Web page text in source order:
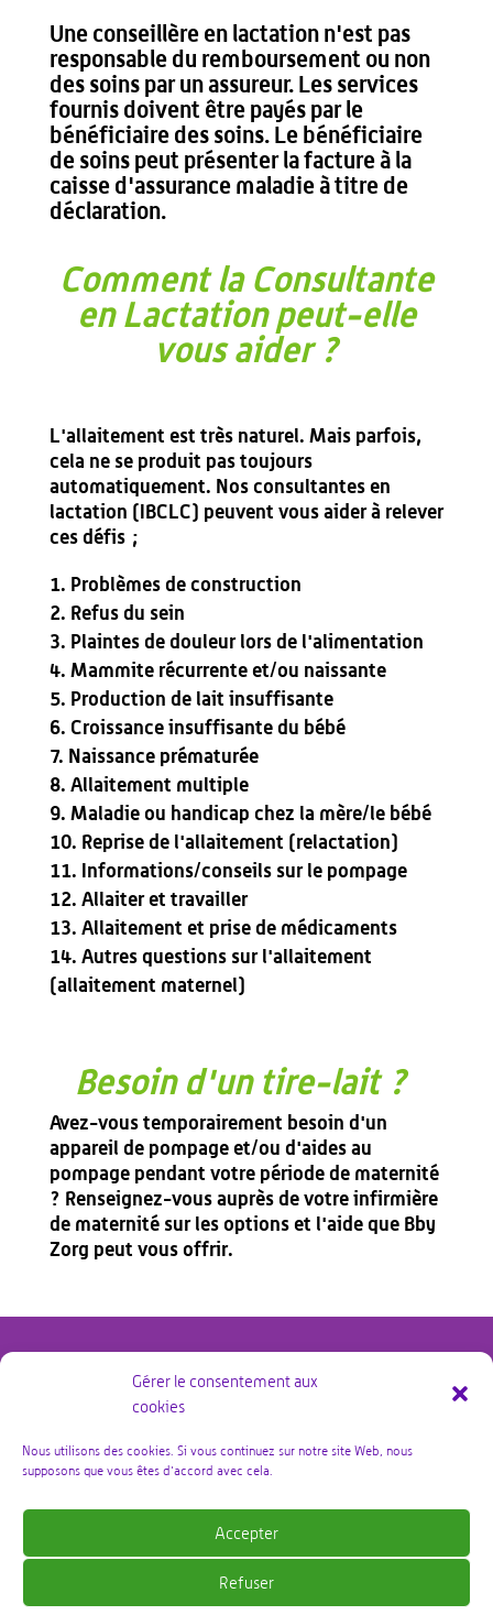
Gérer le consentement aux
cookies
Nous utilisons des cookies. Si vous continuez sur notre site Web, nous
supposons que vous êtes d'accord avec cela.
Accepter
Refuser
Une conseillère en lactation n'est pas
responsable du remboursement ou non
des soins par un assureur. Les services
fournis doivent être payés par le
bénéficiaire des soins. Le bénéficiaire
de soins peut présenter la facture à la
caisse d'assurance maladie à titre de
déclaration.
Comment la Consultante
en Lactation peut-elle
vous aider ?
L'allaitement est très naturel. Mais parfois,
cela ne se produit pas toujours
automatiquement. Nos consultantes en
lactation (IBCLC) peuvent vous aider à relever
ces défis ;
Problèmes de construction
Refus du sein
Plaintes de douleur lors de l'alimentation
Mammite récurrente et/ou naissante
Production de lait insuffisante
Croissance insuffisante du bébé
Naissance prématurée
Allaitement multiple
Maladie ou handicap chez la mère/le bébé
Reprise de l'allaitement (relactation)
Informations/conseils sur le pompage
Allaiter et travailler
Allaitement et prise de médicaments
Autres questions sur l'allaitement
(allaitement maternel)
Besoin d'un tire-lait ?
Avez-vous temporairement besoin d'un
appareil de pompage et/ou d'aides au
pompage pendant votre période de maternité
? Renseignez-vous auprès de votre infirmière
de maternité sur les options et l'aide que Bby
Zorg peut vous offrir.
@copyright Bby Zorg Kraamzorg 2026 – alle rechten
voorbehouden
Termes et conditions